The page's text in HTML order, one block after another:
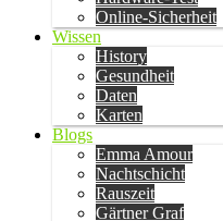
Online-Sicherheit
Wissen
History
Gesundheit
Daten
Karten
Blogs
Emma Amour
Nachtschicht
Rauszeit
Gärtner Graf